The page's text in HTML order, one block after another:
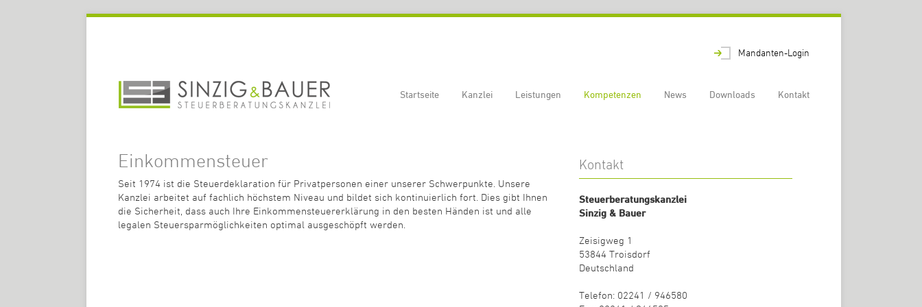
Mandanten-Login
Startseite Kanzlei Leistungen Kompetenzen News Downloads Kontakt
Einkommensteuer
Seit 1974 ist die Steuerdeklaration für Privatpersonen einer unserer Schwerpunkte. Unsere
Kanzlei arbeitet auf fachlich höchstem Niveau und bildet sich kontinuierlich fort. Dies gibt Ihnen
die Sicherheit, dass auch Ihre Einkommensteuererklärung in den besten Händen ist und alle
legalen Steuersparmöglichkeiten optimal ausgeschöpft werden.
Kontakt
Steuerberatungskanzlei
Sinzig & Bauer
Zeisigweg 1
53844 Troisdorf
Deutschland
Telefon: 02241 / 946580